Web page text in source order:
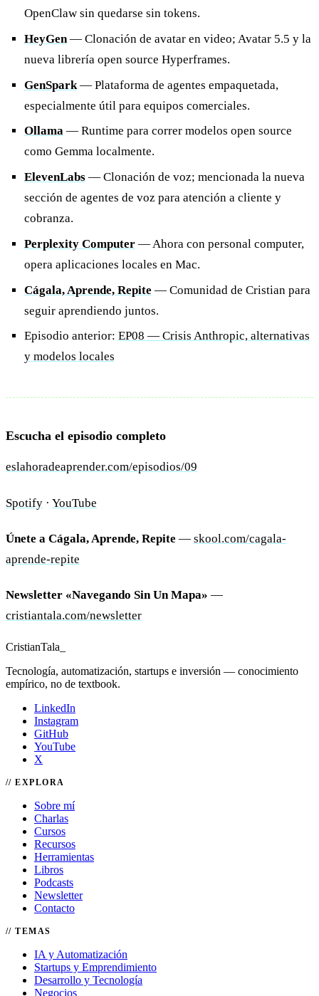
OpenClaw sin quedarse sin tokens.
HeyGen— Clonación de avatar en video; Avatar 5.5 y la
nueva librería open source Hyperframes.
GenSpark— Plataforma de agentes empaquetada,
especialmente útil para equipos comerciales.
Ollama— Runtime para correr modelos open source
como Gemma localmente.
ElevenLabs— Clonación de voz; mencionada la nueva
sección de agentes de voz para atención a cliente y
cobranza.
Perplexity Computer— Ahora con personal computer,
opera aplicaciones locales en Mac.
Cágala, Aprende, Repite — Comunidad de Cristian para
seguir aprendiendo juntos.
Episodio anterior: EP08 — Crisis Anthropic, alternativas
y modelos locales
Escucha el episodio completo
eslahoradeaprender.com/episodios/09
Spotify · YouTube
Únete a Cágala, Aprende, Repite — skool.com/cagala-
aprende-repite
Newsletter «Navegando Sin Un Mapa» —
cristiantala.com/newsletter
CristianTala
Tecnología, automatización, startups e inversión — conocimiento
empírico, no de textbook.
LinkedIn
Instagram
GitHub
YouTube
X
EXPLORA
Sobre mí
Charlas
Cursos
Recursos
Herramientas
Libros
Podcasts
Newsletter
Contacto
TEMAS
IA y Automatización
Startups y Emprendimiento
Desarrollo y Tecnología
Negocios